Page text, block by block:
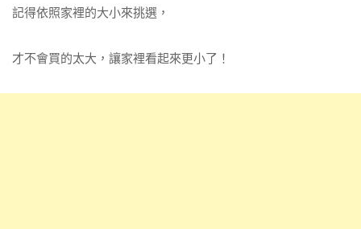
記得依照家裡的大小來挑選，
才不會買的太大，讓家裡看起來更小了！